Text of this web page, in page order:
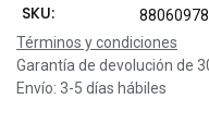
SKU:
Términos y condiciones
Garantía de devolución de
Envío: 3-5 días hábiles